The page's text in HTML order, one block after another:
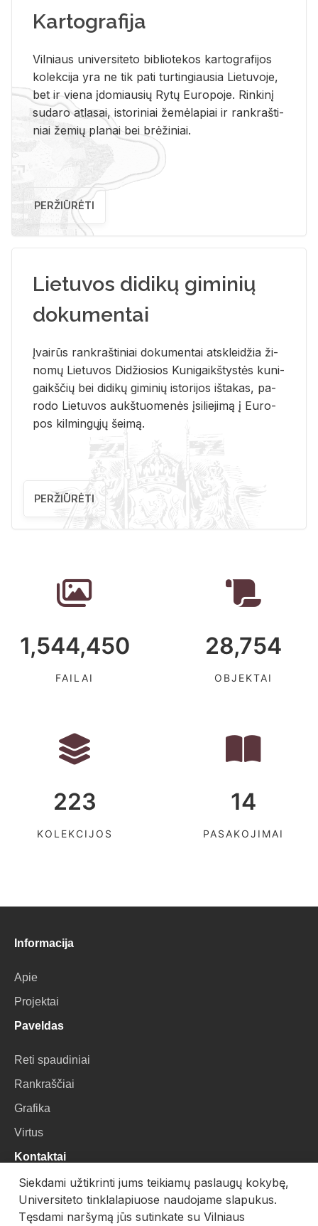
Kartografija
Vil­niaus uni­ver­si­te­to bi­b­lio­te­kos kar­to­gra­fi­jos
ko­lek­ci­ja yra ne tik pati tur­tin­giau­sia Lie­tu­vo­je,
bet ir vie­na įdo­miau­sių Rytų Eu­ro­po­je. Rin­ki­nį
su­da­ro at­la­sai, is­to­ri­niai že­mė­la­piai ir rank­raš­ti­
niai že­mių pla­nai bei brė­ži­niai.
PERŽIŪRĖTI
Lietuvos didikų giminių
dokumentai
Įvai­rūs rank­raš­ti­niai do­ku­men­tai at­sklei­džia ži­
no­mų Lie­tu­vos Di­džio­sios Ku­ni­gaikš­tys­tės ku­ni­
gaikš­čių bei di­di­kų gi­mi­nių is­to­ri­jos iš­ta­kas, pa­
ro­do Lie­tu­vos aukš­tuo­me­nės įsi­lie­ji­mą į Eu­ro­
pos kil­min­gų­jų šei­mą.
PERŽIŪRĖTI
1,544,450
FAILAI
28,754
OBJEKTAI
223
KOLEKCIJOS
14
PASAKOJIMAI
Informacija
Apie
Projektai
Paveldas
Reti spaudiniai
Rankraščiai
Grafika
Virtus
Kontaktai
VU Biblioteka
Universiteto g. 3, LT-01122, Vilnius
Siekdami užtikrinti jums teikiamų paslaugų kokybę,
Universiteto tinklalapiuose naudojame slapukus.
Tęsdami naršymą jūs sutinkate su Vilniaus